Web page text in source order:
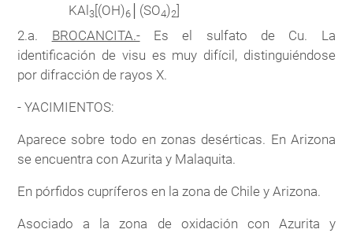
KAl 3[(OH)6│(SO4)2]
2.a. BROCANCITA.-Es el sulfato de Cu. La
identificación de visu es muy difícil, distinguiéndose
por difracción de rayos X.
- YACIMIENTOS:
Aparece sobre todo en zonas desérticas. En Arizona
se encuentra con Azurita y Malaquita.
En pórfidos cupríferos en la zona de Chile y Arizona.
Asociado a la zona de oxidación con Azurita y